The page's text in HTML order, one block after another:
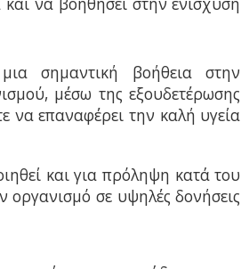
σημαντική βοήθεια στην
μέσω της εξουδετέρωσης
να επαναφέρει την καλή υγεία
και για πρόληψη κατά του
οργανισμό σε υψηλές δονήσεις